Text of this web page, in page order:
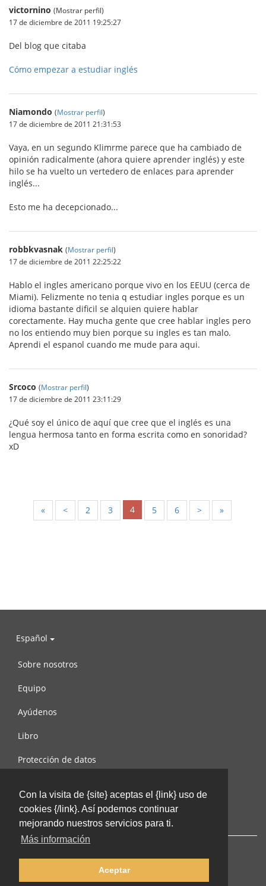
Con la visita de {site} aceptas el {link} uso de
cookies {/link}. Así podemos continuar
mejorando nuestros servicios para ti.
Más información
Aceptar
victornino (Mostrar perfil)
17 de diciembre de 2011 19:25:27
Del blog que citaba
Cómo empezar a estudiar inglés
Niamondo (Mostrar perfil)
17 de diciembre de 2011 21:31:53
Vaya, en un segundo Klimrme parece que ha cambiado de
opinión radicalmente (ahora quiere aprender inglés) y este
hilo se ha vuelto un vertedero de enlaces para aprender
inglés...
Esto me ha decepcionado...
robbkvasnak (Mostrar perfil)
17 de diciembre de 2011 22:25:22
Hablo el ingles americano porque vivo en los EEUU (cerca de
Miami). Felizmente no tenia q estudiar ingles porque es un
idioma bastante dificil se alquien quiere hablar
corectamente. Hay mucha gente que cree hablar ingles pero
no los entiendo muy bien porque su ingles es tan malo.
Aprendi el espanol cuando me mude para aqui.
Srcoco (Mostrar perfil)
17 de diciembre de 2011 23:11:29
¿Qué soy el único de aquí que cree que el inglés es una
lengua hermosa tanto en forma escrita como en sonoridad?
xD
« < 2 3 4 5 6 > »
Español
Sobre nosotros
Equipo
Ayúdenos
Libro
Protección de datos
Contáctenos
© 2002-2026 lernu.net |Impressum